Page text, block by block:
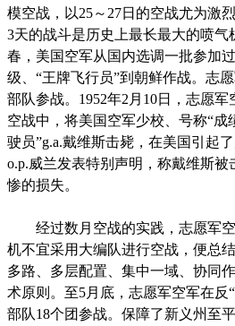
模空战，以25～27日的空战尤为激
3天的战斗是历史上最长最大的喷气
春，美国空军从国内选调一批参加
级、“王牌飞行员”到朝鲜作战。志
部队参战。1952年2月10日，志愿
空战中，将美国空军少校、号称“成
驶员”g.a.戴维斯击毙，在美国引起
o.p.威兰发表特别声明，称戴维斯
惨的损失。
经过数月空战的实践，志愿军空
机不宜采用大编队进行空战，便总
多路、多层配置、集中一域、协同
术原则。至5月底，志愿军空军在反
部队18个团参战。保障了新义州至